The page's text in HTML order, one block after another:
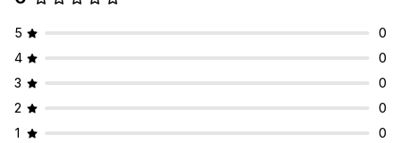
5
0
4
0
3
0
2
0
1
0